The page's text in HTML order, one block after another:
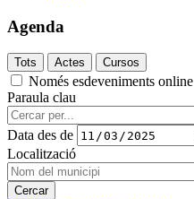
Agenda
Només esdeveniments online
Paraula clau
Data des de
Localització